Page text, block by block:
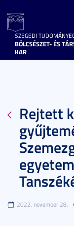
SZEGEDI
BÖLCSÉSZET- ÉS
KAR
Rejtett
2022. november 28.